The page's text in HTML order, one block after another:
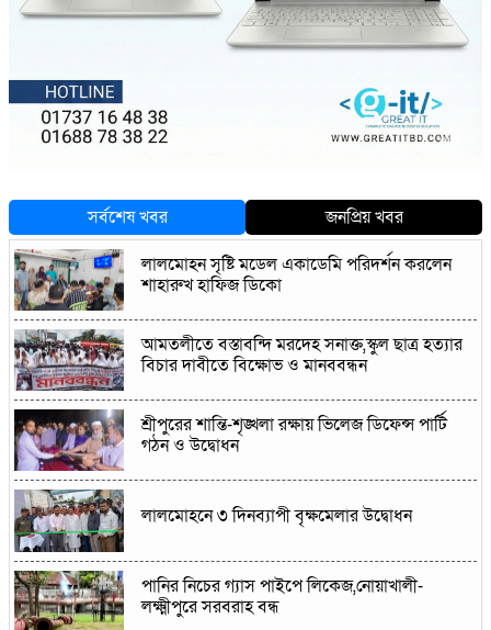
সর্বশেষ খবর
জনপ্রিয় খবর
লালমোহন সৃষ্টি মডেল একাডেমি পরিদর্শন করলেন
শাহারুখ হাফিজ ডিকো
আমতলীতে বস্তাবন্দি মরদেহ সনাক্ত,স্কুল ছাত্র হত্যার
বিচার দাবীতে বিক্ষোভ ও মানববন্ধন
শ্রীপুরের শান্তি-শৃঙ্খলা রক্ষায় ভিলেজ ডিফেন্স পার্টি
গঠন ও উদ্বোধন
লালমোহনে ৩ দিনব্যাপী বৃক্ষমেলার উদ্বোধন
পানির নিচের গ্যাস পাইপে লিকেজ,নোয়াখালী-
লক্ষ্মীপুরে সরবরাহ বন্ধ